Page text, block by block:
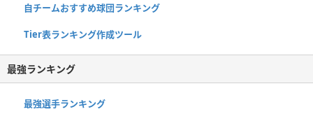
自チームおすすめ球団ランキング
Tier表ランキング作成ツール
最強ランキング
最強選手ランキング